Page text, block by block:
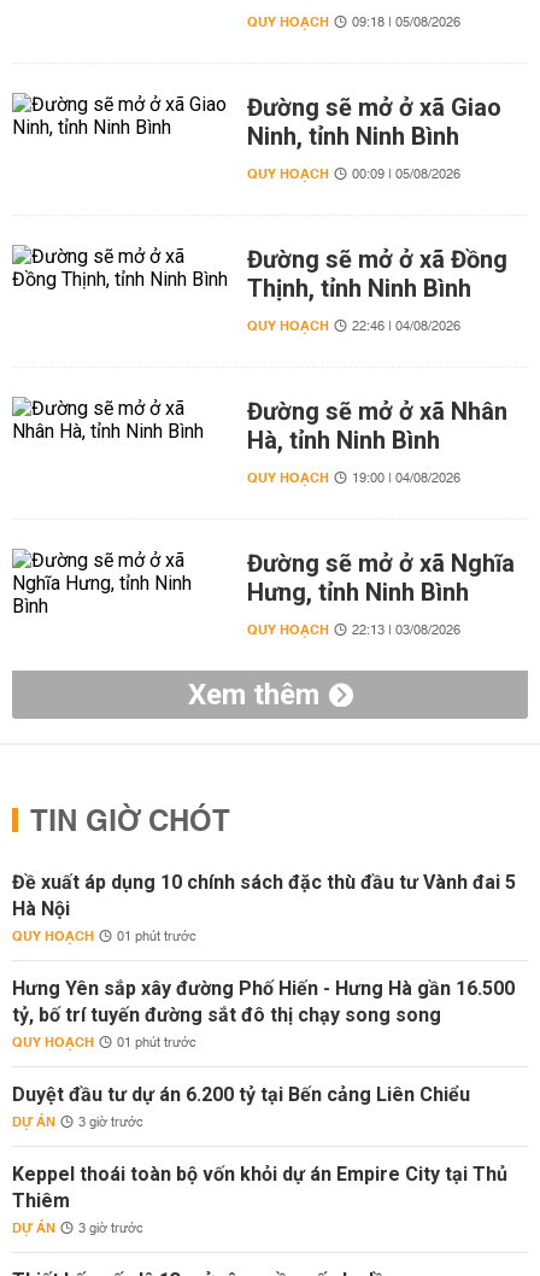
QUY HOẠCH 09:18 | 05/08/2026
Đường sẽ mở ở xã Giao
Ninh, tỉnh Ninh Bình
QUY HOẠCH 00:09 | 05/08/2026
Đường sẽ mở ở xã Đồng
Thịnh, tỉnh Ninh Bình
QUY HOẠCH 22:46 | 04/08/2026
Đường sẽ mở ở xã Nhân
Hà, tỉnh Ninh Bình
QUY HOẠCH 19:00 | 04/08/2026
Đường sẽ mở ở xã Nghĩa
Hưng, tỉnh Ninh Bình
QUY HOẠCH 22:13 | 03/08/2026
Xem thêm
TIN GIỜ CHÓT
Đề xuất áp dụng 10 chính sách đặc thù đầu tư Vành đai 5
Hà Nội
QUY HOẠCH 01 phút trước
Hưng Yên sắp xây đường Phố Hiến - Hưng Hà gần 16.500
tỷ, bố trí tuyến đường sắt đô thị chạy song song
QUY HOẠCH 01 phút trước
Duyệt đầu tư dự án 6.200 tỷ tại Bến cảng Liên Chiểu
DỰ ÁN 3 giờ trước
Keppel thoái toàn bộ vốn khỏi dự án Empire City tại Thủ
Thiêm
DỰ ÁN 3 giờ trước